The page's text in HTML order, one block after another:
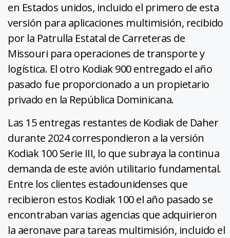
en Estados unidos, incluido el primero de esta
versión para aplicaciones multimisión, recibido
por la Patrulla Estatal de Carreteras de
Missouri para operaciones de transporte y
logística. El otro Kodiak 900 entregado el año
pasado fue proporcionado a un propietario
privado en la República Dominicana.
Las 15 entregas restantes de Kodiak de Daher
durante 2024 correspondieron a la versión
Kodiak 100 Serie III, lo que subraya la continua
demanda de este avión utilitario fundamental.
Entre los clientes estadounidenses que
recibieron estos Kodiak 100 el año pasado se
encontraban varias agencias que adquirieron
la aeronave para tareas multimisión, incluido el